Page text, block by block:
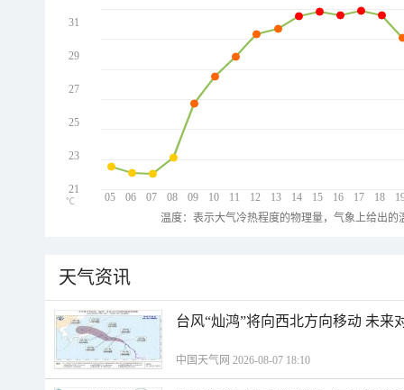
05 06 07 08 09 10 11 12 13 14 15 16 17 18
31
29
27
25
23
21
℃
温度：表示大气冷热程度的物理量，气象上给出
天气资讯
台风“灿鸿”将向西北方向移动 未来
中国天气网 2026-08-07 18:10